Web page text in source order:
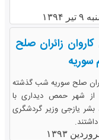
۱۳۹۴
زائران صلح
سوریه
صلح سوریه شب گذشته
شهر حمص دیداری با
یازجی وزیر گردشگری